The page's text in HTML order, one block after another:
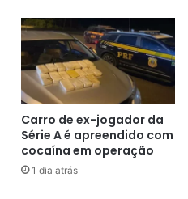
a
s
e
m
G
v
a
e
t
m
m
i
s
d
Carro de ex-jogador da
Série A é apreendido com
cocaína em operação
1 dia atrás